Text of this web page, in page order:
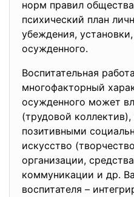
норм правил
психический план
убеждения,
осужденного.
Воспитательная
многофакторный
осужденного может
(трудовой
позитивными
искусство
организации,
коммуникации и др.
воспитателя –